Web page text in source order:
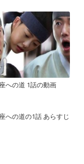
への道 1話の動画
への道の1話 あらすじ